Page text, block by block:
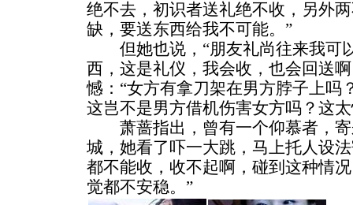
绝不去，初识者送礼绝不收，另外
缺，要送东西给我不可能。”
但她也说，“朋友礼尚往来我可
西，这是礼仪，我会收，也会回送
憾：“女方有拿刀架在男方脖子上吗
这岂不是男方借机伤害女方吗？这
萧蔷指出，曾有一个仰慕者，寄
城，她看了吓一大跳，马上托人设
都不能收，收不起啊，碰到这种情
觉都不安稳。”